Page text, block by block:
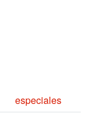
especiales